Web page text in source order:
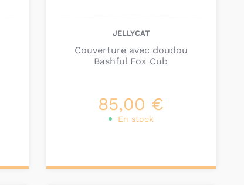
JELLYCAT
Couverture avec doudou
Bashful Fox Cub
85,00 €
En stock